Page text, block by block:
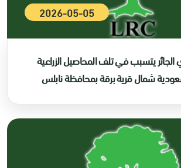
2026-05-05
الجائر يتسبب في تلف المحاصيل الزراعية
شمال قرية برقة بمحافظة نابلس